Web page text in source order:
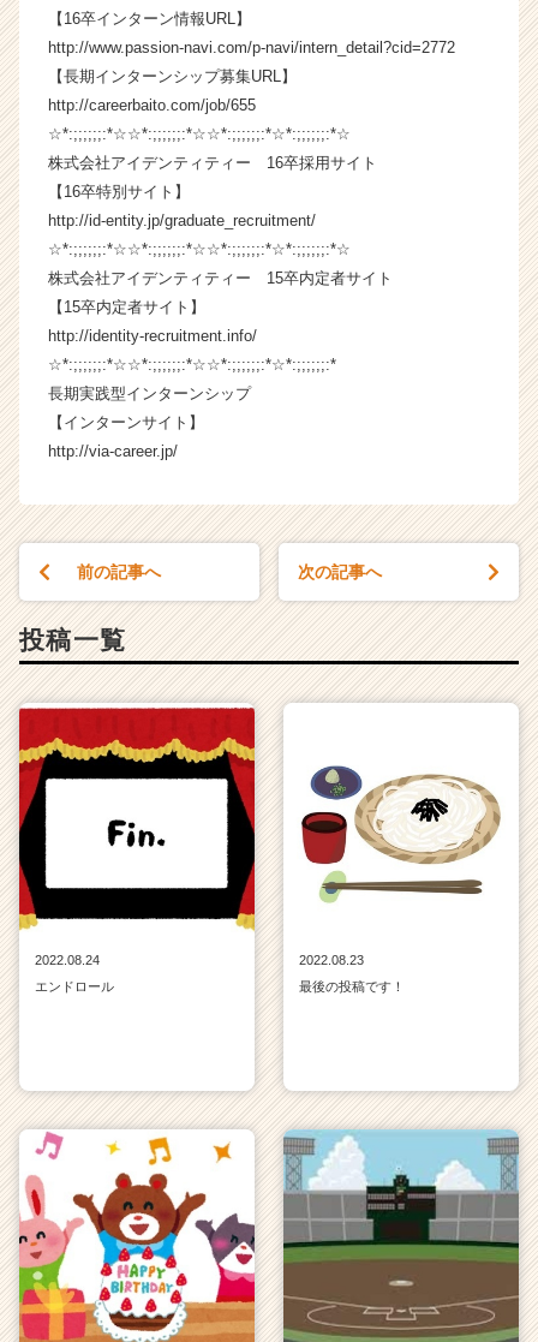
ア
キ
ャ
リ
ア
（C
e
r
C
r
e
r）
【16卒インターン情報URL】
http://www.passion-navi.com/p-navi/intern_detail?cid=2772
【長期インターンシップ募集URL】
http://careerbaito.com/job/655
☆*:;;;;;;:*☆☆*:;;;;;;:*☆☆*:;;;;;;:*☆*:;;;;;;:*☆
株式会社アイデンティティー 16卒採用サイト
【16卒特別サイト】
http://id-entity.jp/graduate_recruitment/
☆*:;;;;;;:*☆☆*:;;;;;;:*☆☆*:;;;;;;:*☆*:;;;;;;:*☆
株式会社アイデンティティー 15卒内定者サイト
【15卒内定者サイト】
http://identity-recruitment.info/
☆*:;;;;;;:*☆☆*:;;;;;;:*☆☆*:;;;;;;:*☆*:;;;;;;:*
長期実践型インターンシップ
【インターンサイト】
http://via-career.jp/
前の記事へ 次の記事へ
投稿一覧
2022.08.24
エンドロール
2022.08.23
最後の投稿です！